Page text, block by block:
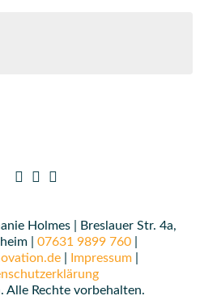
Holmes | Breslauer Str. 4a,
| 07631 9899 760|
Impressum
Alle Rechte vorbehalten.